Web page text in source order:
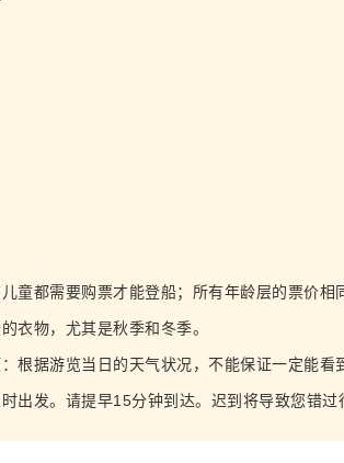
童都需要购票才能登船；所有年龄层的票价相
衣物，尤其是秋季和冬季。
根据游览当日的天气状况，不能保证一定能看
出发。请提早15分钟到达。迟到将导致您错过